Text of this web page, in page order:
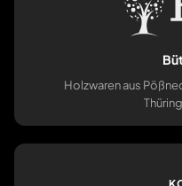
Holzwaren aus